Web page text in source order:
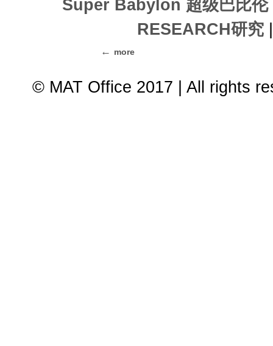
Super Babylon 超级巴比伦
RESEARCH研究
more
© MAT Office 2017 | All rights